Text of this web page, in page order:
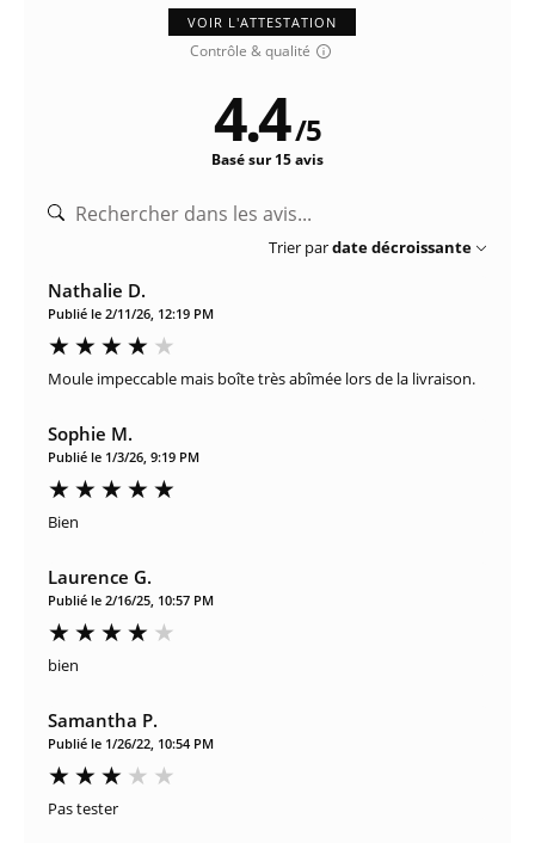
VOIR L'ATTESTATION
Contrôle & qualité
4.4/5
Basé sur 15 avis
Trier pardate décroissante
Nathalie D.
Publié le 2/11/26, 12:19 PM
Moule impeccable mais boîte très abîmée lors de la livraison.
Sophie M.
Publié le 1/3/26, 9:19 PM
Bien
Laurence G.
Publié le 2/16/25, 10:57 PM
bien
Samantha P.
Publié le 1/26/22, 10:54 PM
Pas tester